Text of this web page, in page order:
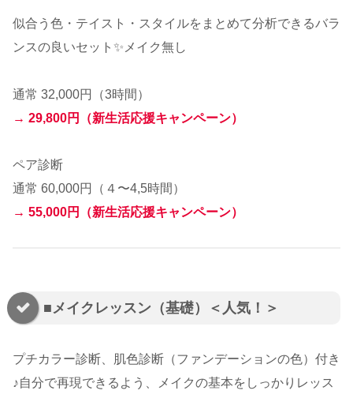
似合う色・テイスト・スタイルをまとめて分析できるバラ
ンスの良いセット✨メイク無し
通常 32,000円（3時間）
→ 29,800円（新生活応援キャンペーン）
ペア診断
通常 60,000円（４〜4,5時間）
→ 55,000円（新生活応援キャンペーン）
■メイクレッスン（基礎）＜人気！＞
プチカラー診断、肌色診断（ファンデーションの色）付き
♪自分で再現できるよう、メイクの基本をしっかりレッス